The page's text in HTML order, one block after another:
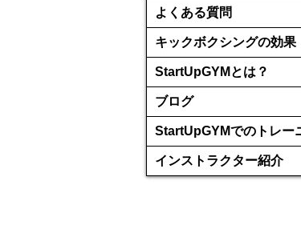
よくある質問
キックボクシングの効果
StartUpGYMとは？
ブログ
StartUpGYMでのトレー
インストラクター紹介